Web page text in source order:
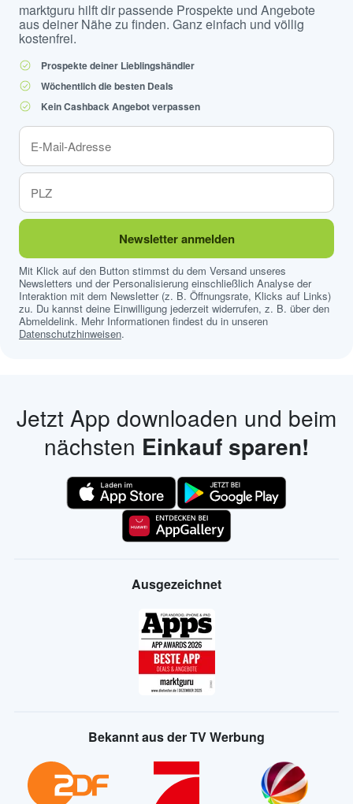
marktguru hilft dir passende Prospekte und Angebote
aus deiner Nähe zu finden. Ganz einfach und völlig
kostenfrei.
Prospekte deiner Lieblingshändler
Wöchentlich die besten Deals
Kein Cashback Angebot verpassen
Newsletter anmelden
Mit Klick auf den Button stimmst du dem Versand unseres
Newsletters und der Personalisierung einschließlich Analyse der
Interaktion mit dem Newsletter (z. B. Öffnungsrate, Klicks auf Links)
zu. Du kannst deine Einwilligung jederzeit widerrufen, z. B. über den
Abmeldelink. Mehr Informationen findest du in unseren
Datenschutzhinweisen.
Jetzt App downloaden und beim
nächsten Einkauf sparen!
Ausgezeichnet
Bekannt aus der TV Werbung